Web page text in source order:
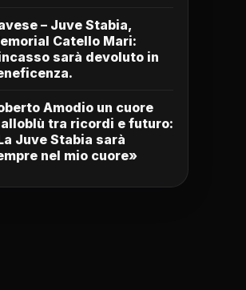
– Juve Stabia,
Catello Mari:
sarà devoluto in
Amodio un cuore
tra ricordi e futuro:
Juve Stabia sarà
nel mio cuore»